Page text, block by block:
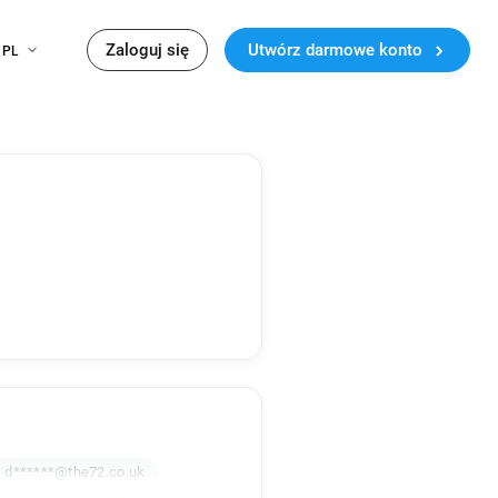
PL Zaloguj się Utwórz darmowe konto
d******@the72.co.uk